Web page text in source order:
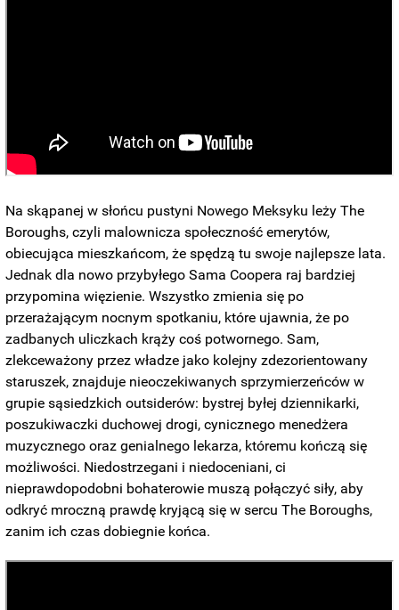
Na skąpanej w słońcu pustyni Nowego Meksyku leży The
Boroughs, czyli malownicza społeczność emerytów,
obiecująca mieszkańcom, że spędzą tu swoje najlepsze lata.
Jednak dla nowo przybyłego Sama Coopera raj bardziej
przypomina więzienie. Wszystko zmienia się po
przerażającym nocnym spotkaniu, które ujawnia, że po
zadbanych uliczkach krąży coś potwornego. Sam,
zlekceważony przez władze jako kolejny zdezorientowany
staruszek, znajduje nieoczekiwanych sprzymierzeńców w
grupie sąsiedzkich outsiderów: bystrej byłej dziennikarki,
poszukiwaczki duchowej drogi, cynicznego menedżera
muzycznego oraz genialnego lekarza, któremu kończą się
możliwości. Niedostrzegani i niedoceniani, ci
nieprawdopodobni bohaterowie muszą połączyć siły, aby
odkryć mroczną prawdę kryjącą się w sercu The Boroughs,
zanim ich czas dobiegnie końca.